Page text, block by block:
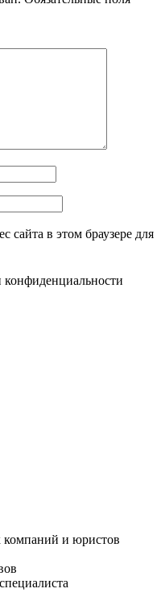
сайта в этом браузере для
конфиденциальности
компаний и юристов